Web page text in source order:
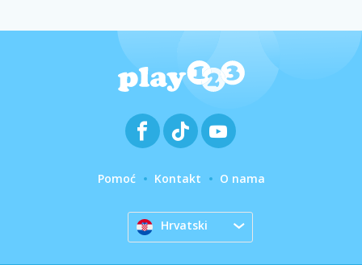
Pomoć Kontakt O nama
Hrvatski